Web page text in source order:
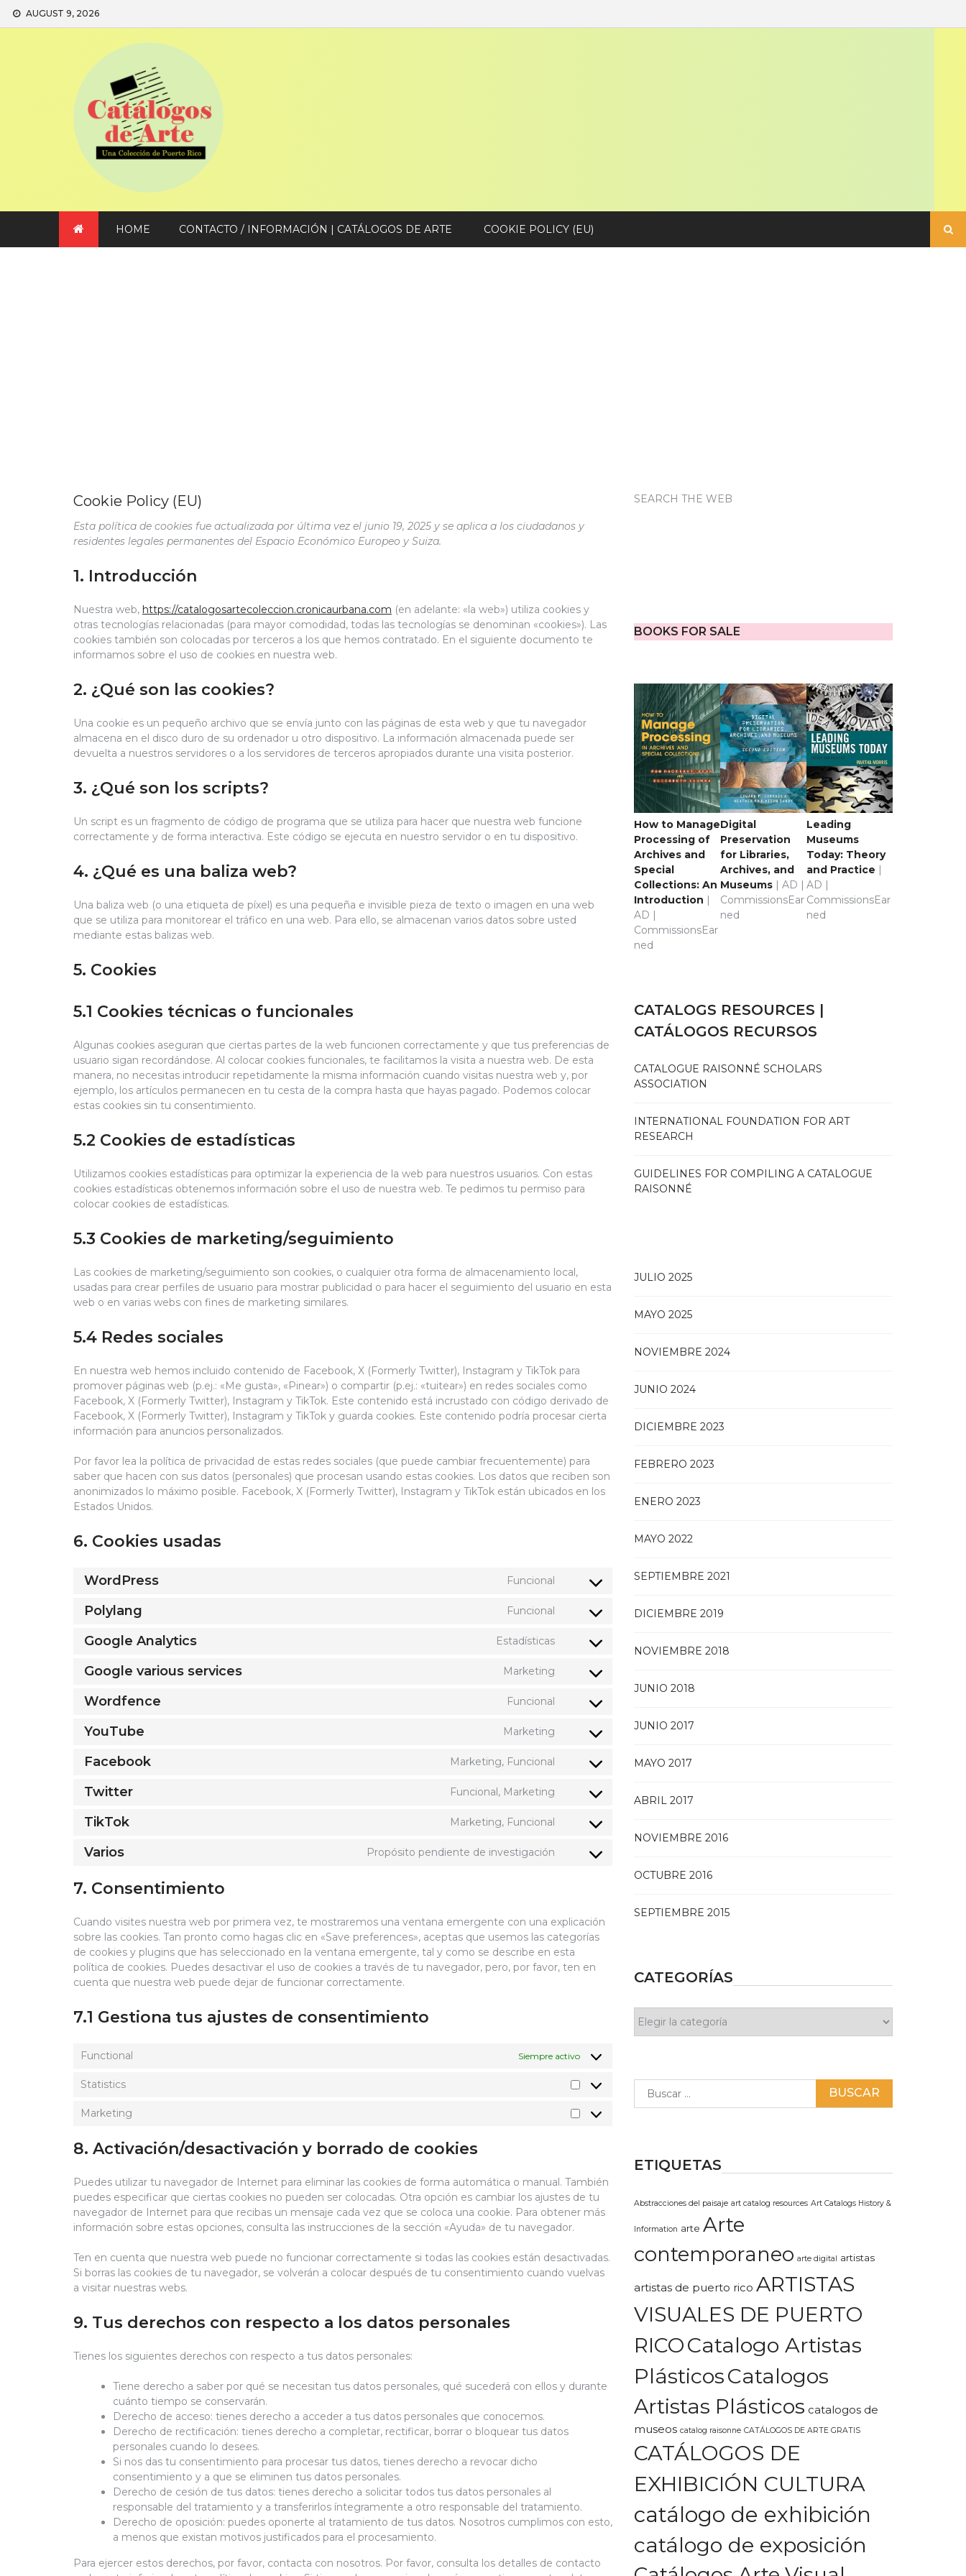
Skip
AUGUST 9, 2026
HOME CONTACTO / INFORMACIÓN | CATÁLOGOS DE ARTE COOKIE POLICY (EU)
Cookie Policy (EU)
Esta política de cookies fue actualizada por última vez el junio 19, 2025 y se aplica a los ciudadanos y
residentes legales permanentes del Espacio Económico Europeo y Suiza.
1. Introducción
Nuestra web, https://catalogosartecoleccion.cronicaurbana.com (en adelante: «la web») utiliza cookies y
otras tecnologías relacionadas (para mayor comodidad, todas las tecnologías se denominan «cookies»). Las
cookies también son colocadas por terceros a los que hemos contratado. En el siguiente documento te
informamos sobre el uso de cookies en nuestra web.
2. ¿Qué son las cookies?
Una cookie es un pequeño archivo que se envía junto con las páginas de esta web y que tu navegador
almacena en el disco duro de su ordenador u otro dispositivo. La información almacenada puede ser
devuelta a nuestros servidores o a los servidores de terceros apropiados durante una visita posterior.
3. ¿Qué son los scripts?
Un script es un fragmento de código de programa que se utiliza para hacer que nuestra web funcione
correctamente y de forma interactiva. Este código se ejecuta en nuestro servidor o en tu dispositivo.
4. ¿Qué es una baliza web?
Una baliza web (o una etiqueta de píxel) es una pequeña e invisible pieza de texto o imagen en una web
que se utiliza para monitorear el tráfico en una web. Para ello, se almacenan varios datos sobre usted
mediante estas balizas web.
5. Cookies
5.1 Cookies técnicas o funcionales
Algunas cookies aseguran que ciertas partes de la web funcionen correctamente y que tus preferencias de
usuario sigan recordándose. Al colocar cookies funcionales, te facilitamos la visita a nuestra web. De esta
manera, no necesitas introducir repetidamente la misma información cuando visitas nuestra web y, por
ejemplo, los artículos permanecen en tu cesta de la compra hasta que hayas pagado. Podemos colocar
estas cookies sin tu consentimiento.
5.2 Cookies de estadísticas
Utilizamos cookies estadísticas para optimizar la experiencia de la web para nuestros usuarios. Con estas
cookies estadísticas obtenemos información sobre el uso de nuestra web. Te pedimos tu permiso para
colocar cookies de estadísticas.
5.3 Cookies de marketing/seguimiento
Las cookies de marketing/seguimiento son cookies, o cualquier otra forma de almacenamiento local,
usadas para crear perfiles de usuario para mostrar publicidad o para hacer el seguimiento del usuario en esta
web o en varias webs con fines de marketing similares.
5.4 Redes sociales
En nuestra web hemos incluido contenido de Facebook, X (Formerly Twitter), Instagram y TikTok para
promover páginas web (p.ej.: «Me gusta», «Pinear») o compartir (p.ej.: «tuitear») en redes sociales como
Facebook, X (Formerly Twitter), Instagram y TikTok. Este contenido está incrustado con código derivado de
Facebook, X (Formerly Twitter), Instagram y TikTok y guarda cookies. Este contenido podría procesar cierta
información para anuncios personalizados.
Por favor lea la política de privacidad de estas redes sociales (que puede cambiar frecuentemente) para
saber que hacen con sus datos (personales) que procesan usando estas cookies. Los datos que reciben son
anonimizados lo máximo posible. Facebook, X (Formerly Twitter), Instagram y TikTok están ubicados en los
Estados Unidos.
6. Cookies usadas
WordPress Funcional
Consent
service
Polylang Funcional
Consent
service
Google Analytics Estadísticas
Consent
service
analytics
Google various services Marketing
Consent
service
various-
Wordfence Funcional
Consent
service
YouTube Marketing
Consent
service
Facebook Marketing, Funcional
Consent
service
Twitter Funcional, Marketing
Consent
service
TikTok Marketing, Funcional
Consent
service
Varios Propósito pendiente de investigación
Consent
7. Consentimiento
Cuando visites nuestra web por primera vez, te mostraremos una ventana emergente con una explicación
sobre las cookies. Tan pronto como hagas clic en «Save preferences», aceptas que usemos las categorías
de cookies y plugins que has seleccionado en la ventana emergente, tal y como se describe en esta
política de cookies. Puedes desactivar el uso de cookies a través de tu navegador, pero, por favor, ten en
cuenta que nuestra web puede dejar de funcionar correctamente.
7.1 Gestiona tus ajustes de consentimiento
Functional Siempre activo
Statistics
Statistics
Marketing
Marketing
8. Activación/desactivación y borrado de cookies
Puedes utilizar tu navegador de Internet para eliminar las cookies de forma automática o manual. También
puedes especificar que ciertas cookies no pueden ser colocadas. Otra opción es cambiar los ajustes de tu
navegador de Internet para que recibas un mensaje cada vez que se coloca una cookie. Para obtener más
información sobre estas opciones, consulta las instrucciones de la sección «Ayuda» de tu navegador.
Ten en cuenta que nuestra web puede no funcionar correctamente si todas las cookies están desactivadas.
Si borras las cookies de tu navegador, se volverán a colocar después de tu consentimiento cuando vuelvas
a visitar nuestras webs.
9. Tus derechos con respecto a los datos personales
Tienes los siguientes derechos con respecto a tus datos personales:
Tiene derecho a saber por qué se necesitan tus datos personales, qué sucederá con ellos y durante
cuánto tiempo se conservarán.
Derecho de acceso: tienes derecho a acceder a tus datos personales que conocemos.
Derecho de rectificación: tienes derecho a completar, rectificar, borrar o bloquear tus datos
personales cuando lo desees.
Si nos das tu consentimiento para procesar tus datos, tienes derecho a revocar dicho
consentimiento y a que se eliminen tus datos personales.
Derecho de cesión de tus datos: tienes derecho a solicitar todos tus datos personales al
responsable del tratamiento y a transferirlos íntegramente a otro responsable del tratamiento.
Derecho de oposición: puedes oponerte al tratamiento de tus datos. Nosotros cumplimos con esto,
a menos que existan motivos justificados para el procesamiento.
Para ejercer estos derechos, por favor, contacta con nosotros. Por favor, consulta los detalles de contacto
SEARCH THE WEB
BOOKS FOR SALE
How to Manage
Processing of
Archives and
Special
Collections: An
Introduction |
AD |
CommissionsEar
ned
Digital
Preservation
for Libraries,
Archives, and
Museums | AD |
CommissionsEar
ned
Leading
Museums
Today: Theory
and Practice
AD |
CommissionsEar
ned
CATALOGS RESOURCES |
CATÁLOGOS RECURSOS
CATALOGUE RAISONNÉ SCHOLARS
ASSOCIATION
INTERNATIONAL FOUNDATION FOR ART
RESEARCH
GUIDELINES FOR COMPILING A CATALOGUE
RAISONNÉ
JULIO 2025
MAYO 2025
NOVIEMBRE 2024
JUNIO 2024
DICIEMBRE 2023
FEBRERO 2023
ENERO 2023
MAYO 2022
SEPTIEMBRE 2021
DICIEMBRE 2019
NOVIEMBRE 2018
JUNIO 2018
JUNIO 2017
MAYO 2017
ABRIL 2017
NOVIEMBRE 2016
OCTUBRE 2016
SEPTIEMBRE 2015
CATEGORÍAS
ETIQUETAS
Abstracciones del paisaje art catalog resources Art Catalogs History &
Information arte Arte
contemporaneo arte digital artistas
artistas de puerto rico ARTISTAS
VISUALES DE PUERTO
RICOCatalogo Artistas
PlásticosCatalogos
Artistas Plásticos catalogos de
museos catalog raisonne CATÁLOGOS DE ARTE GRATIS
CATÁLOGOS DE
EXHIBICIÓN CULTURA
catálogo de exhibición
catálogo de exposición